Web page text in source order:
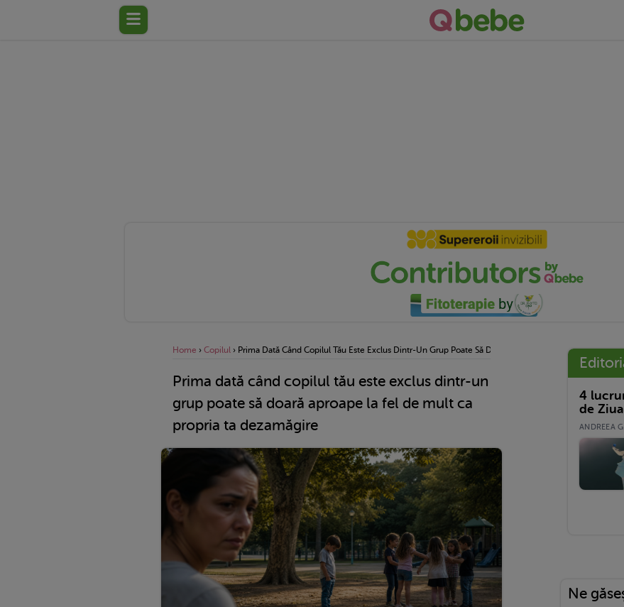
Home › Copilul › Prima Dată Când Copilul Tău Este Exclus Dintr-Un Grup Poate Să Doară Aproape La Fel De Mult Ca
Prima dată când copilul tău este exclus dintr-un
grup poate să doară aproape la fel de mult ca
propria ta dezamăgire
4
de
ANDREEA
Ne